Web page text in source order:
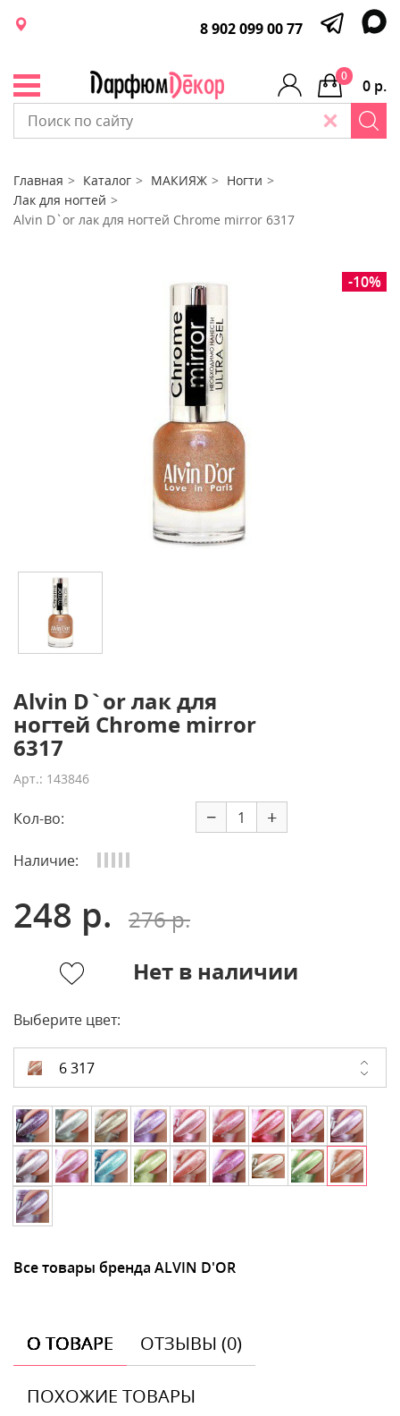
8 902 099 00 77
0 р.
0
Главная Каталог МАКИЯЖ
Ногти
Лак для ногтей
Alvin D`or лак для ногтей Chrome mirror 6317
-10%
Alvin D`or лак для
ногтей Chrome mirror
6317
Арт.: 143846
Кол-во: − +
Наличие:
248 р.
276 р.
Нет в наличии
Выберите цвет:
6 317
Все товары бренда ALVIN D'OR
О ТОВАРЕ ОТЗЫВЫ (0)
ПОХОЖИЕ ТОВАРЫ